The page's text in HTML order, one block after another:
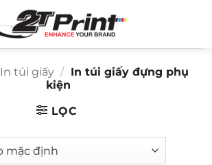
In túi giấy / In túi giấy đựng phụ
kiện
LỌC